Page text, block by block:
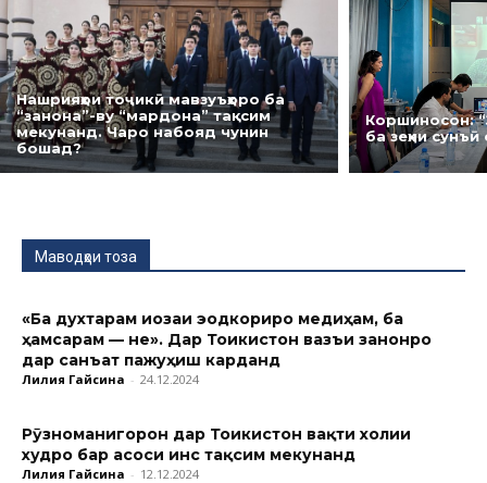
Нашрияҳои тоҷикӣ мавзуъҳоро ба
“занона”-ву “мардона” тақсим
мекунанд. Чаро набояд чунин
бошад?
Коршиносон:
ба зеҳни
Маводҳои тоза
«Ба духтарам иҷозаи эҷодкориро медиҳам, ба
ҳамсарам — не». Дар Тоҷикистон вазъи занонро
дар санъат пажуҳиш карданд
Лилия Гайсина - 24.12.2024
Рӯзноманигорон дар Тоҷикистон вақти холии
худро бар асоси ҷинс тақсим мекунанд
Лилия Гайсина - 12.12.2024